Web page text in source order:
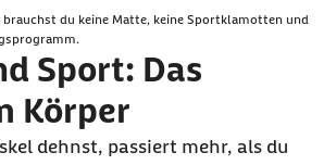
brauchst du keine Matte, keine Sportklamotten und
Sport: Das
Körper
dehnst, passiert mehr, als du